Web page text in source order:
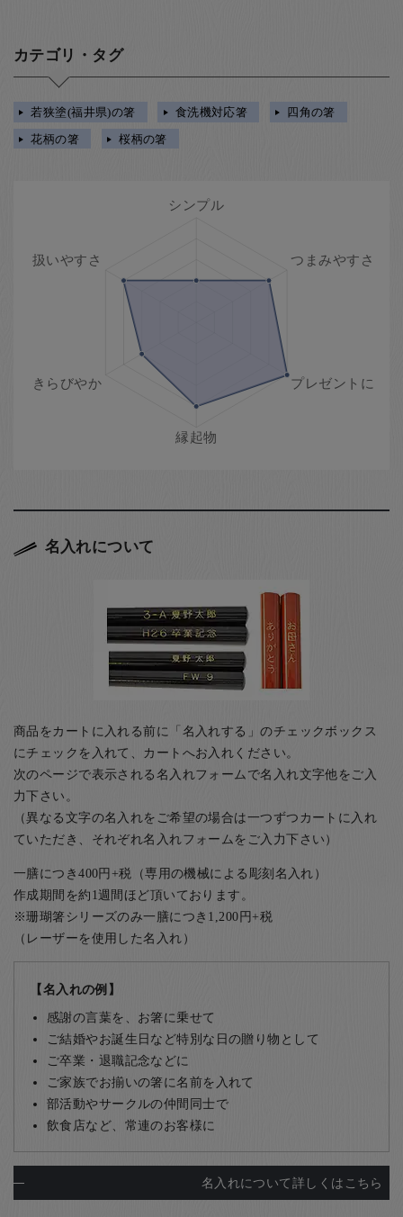
カテゴリ・タグ
若狭塗(福井県)の箸 食洗機対応箸
四角の箸
花柄の箸
桜柄の箸
名入れについて
商品をカートに入れる前に「名入れする」のチェックボックス
にチェックを入れて、カートへお入れください。
次のページで表示される名入れフォームで名入れ文字他をご入
力下さい。
（異なる文字の名入れをご希望の場合は一つずつカートに入れ
ていただき、それぞれ名入れフォームをご入力下さい）
一膳につき400円+税（専用の機械による彫刻名入れ）
作成期間を約1週間ほど頂いております。
※珊瑚箸シリーズのみ一膳につき1,200円+税
（レーザーを使用した名入れ）
【名入れの例】
感謝の言葉を、お箸に乗せて
ご結婚やお誕生日など特別な日の贈り物として
ご卒業・退職記念などに
ご家族でお揃いの箸に名前を入れて
部活動やサークルの仲間同士で
飲食店など、常連のお客様に
名入れについて詳しくはこちら